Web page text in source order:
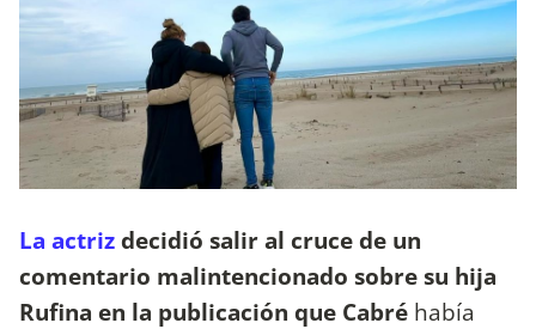
La actrizdecidió salir al cruce de un
comentario malintencionado sobre su hija
Rufina en la publicación que Cabré había